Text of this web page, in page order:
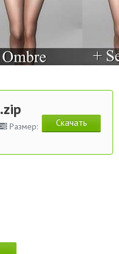
Размер:
Скачать